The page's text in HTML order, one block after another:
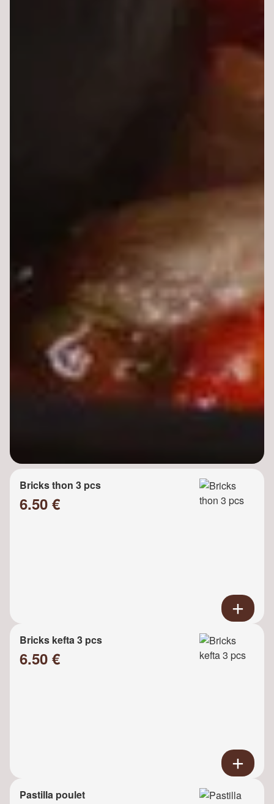
Bricks thon 3 pcs
6.50 €
Bricks kefta 3 pcs
6.50 €
Pastilla poulet